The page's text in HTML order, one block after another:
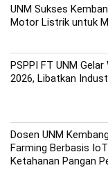
UNM Sukses
Motor Listrik untuk
PSPPI FT UNM
2026, Libatkan
Dosen UNM
Farming Berbasis
Ketahanan Pangan